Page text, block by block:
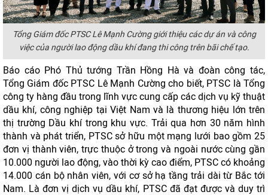
Tổng Giám đốc PTSC Lê Mạnh Cường giới thiệu các dự án và công
việc của người lao động dầu khí đang thi công trên bãi chế tạo.
Báo cáo Phó Thủ tướng Trần Hồng Hà và đoàn công tác,
Tổng Giám đốc PTSC Lê Mạnh Cường cho biết, PTSC là Tổng
công ty hàng đầu trong lĩnh vực cung cấp các dịch vụ kỹ thuật
dầu khí, công nghiệp tại Việt Nam và là thương hiệu lớn trên
thị trường Dầu khí trong khu vực. Trải qua hơn 30 năm hình
thành và phát triển, PTSC sở hữu một mạng lưới bao gồm 25
đơn vị thành viên, trực thuộc ở trong và ngoài nước cùng gần
10.000 người lao động, vào thời kỳ cao điểm, PTSC có khoảng
14.000 cán bộ nhân viên, với cơ sở hạ tầng trải dài từ Bắc tới
Nam. Là đơn vị dịch vụ dầu khí, PTSC đã đạt được và duy trì